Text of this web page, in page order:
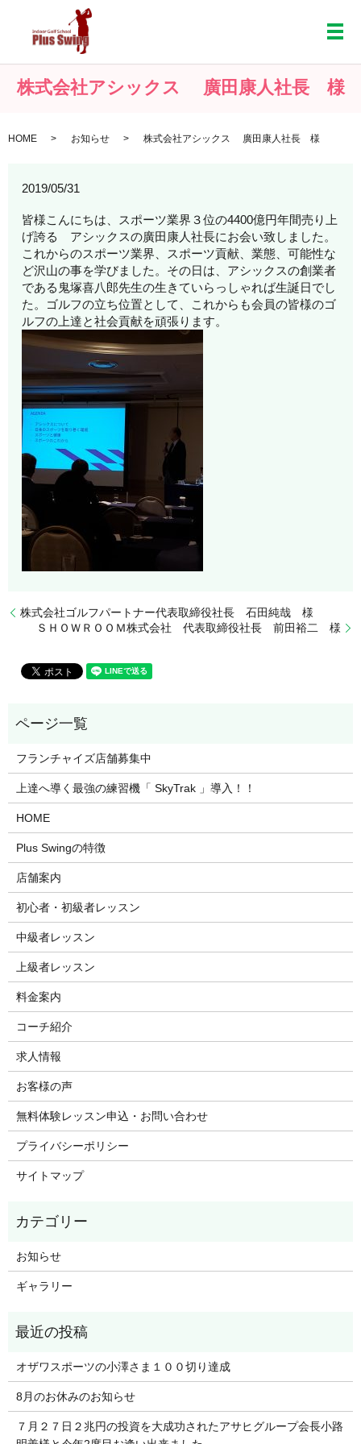
メ
株式会社アシックス 廣田康人社長 様
HOME お知らせ 株式会社アシックス 廣田康人社長 様
2019/05/31
皆様こんにちは、スポーツ業界３位の4400億円年間売り上
げ誇る アシックスの廣田康人社長にお会い致しました。
これからのスポーツ業界、スポーツ貢献、業態、可能性な
ど沢山の事を学びました。その日は、アシックスの創業者
である鬼塚喜八郎先生の生きていらっしゃれば生誕日でし
た。ゴルフの立ち位置として、これからも会員の皆様のゴ
ルフの上達と社会貢献を頑張ります。
株式会社ゴルフパートナー代表取締役社長 石田純哉 様
ＳＨＯＷＲＯＯＭ株式会社 代表取締役社長 前田裕二 様
フランチャイズ店舗募集中
上達へ導く最強の練習機「 SkyTrak 」導入！！
HOME
Plus Swingの特徴
店舗案内
初心者・初級者レッスン
中級者レッスン
上級者レッスン
料金案内
コーチ紹介
求人情報
お客様の声
無料体験レッスン申込・お問い合わせ
プライバシーポリシー
サイトマップ
お知らせ
ギャラリー
オザワスポーツの小澤さま１００切り達成
8月のお休みのお知らせ
７月２７日２兆円の投資を大成功されたアサヒグループ会長小路